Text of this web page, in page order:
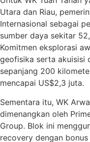
Utara dan Riau,
Internasional sebagai
sumber daya sekitar
Komitmen eksplorasi
geofisika serta akuisisi
sepanjang 200
mencapai US$2,3 juta.
Sementara itu, WK
dimenangkan oleh
Group. Blok ini
recovery dengan